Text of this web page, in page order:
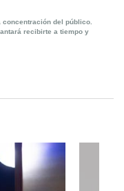
del público.
recibirte a tiempo y